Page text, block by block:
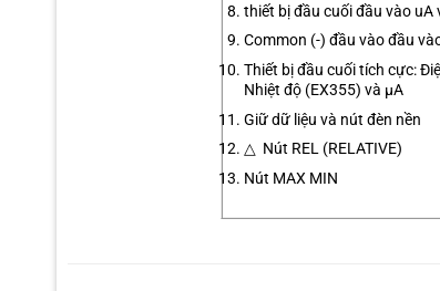
thiết bị đầu cuối đầu vào uA
Common (-) đầu vào đầu
Thiết bị đầu cuối tích cực:
Nhiệt độ (EX355) và µA
Giữ dữ liệu và nút đèn nền
△ Nút REL (RELATIVE)
Nút MAX MIN